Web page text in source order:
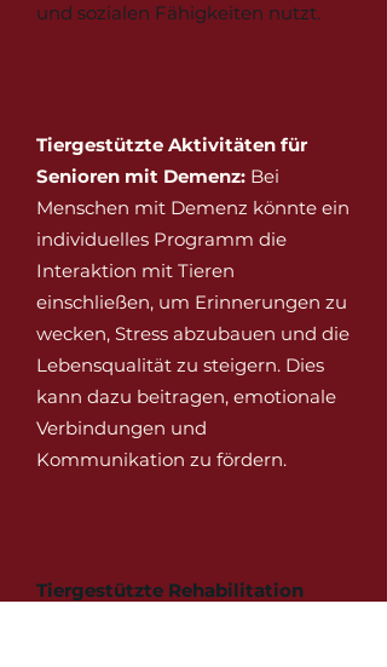
und sozialen Fähigkeiten nutzt.
Tiergestützte Aktivitäten für
Senioren mit Demenz: Bei
Menschen mit Demenz könnte ein
individuelles Programm die
Interaktion mit Tieren
einschließen, um Erinnerungen zu
wecken, Stress abzubauen und die
Lebensqualität zu steigern. Dies
kann dazu beitragen, emotionale
Verbindungen und
Kommunikation zu fördern.
Tiergestützte Rehabilitation